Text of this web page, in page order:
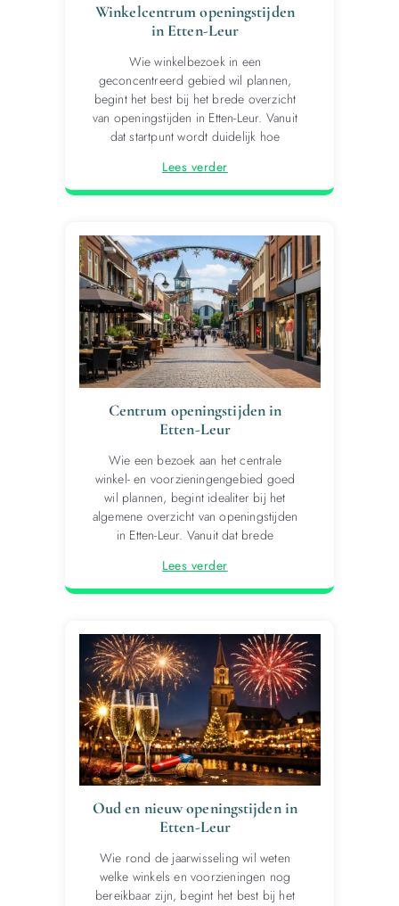
Winkelcentrum openingstijden
in Etten-Leur
Wie winkelbezoek in een
geconcentreerd gebied wil plannen,
begint het best bij het brede overzicht
van openingstijden in Etten-Leur. Vanuit
dat startpunt wordt duidelijk hoe
Lees verder
Centrum openingstijden in
Etten-Leur
Wie een bezoek aan het centrale
winkel- en voorzieningengebied goed
wil plannen, begint idealiter bij het
algemene overzicht van openingstijden
in Etten-Leur. Vanuit dat brede
Lees verder
Oud en nieuw openingstijden in
Etten-Leur
Wie rond de jaarwisseling wil weten
welke winkels en voorzieningen nog
bereikbaar zijn, begint het best bij het